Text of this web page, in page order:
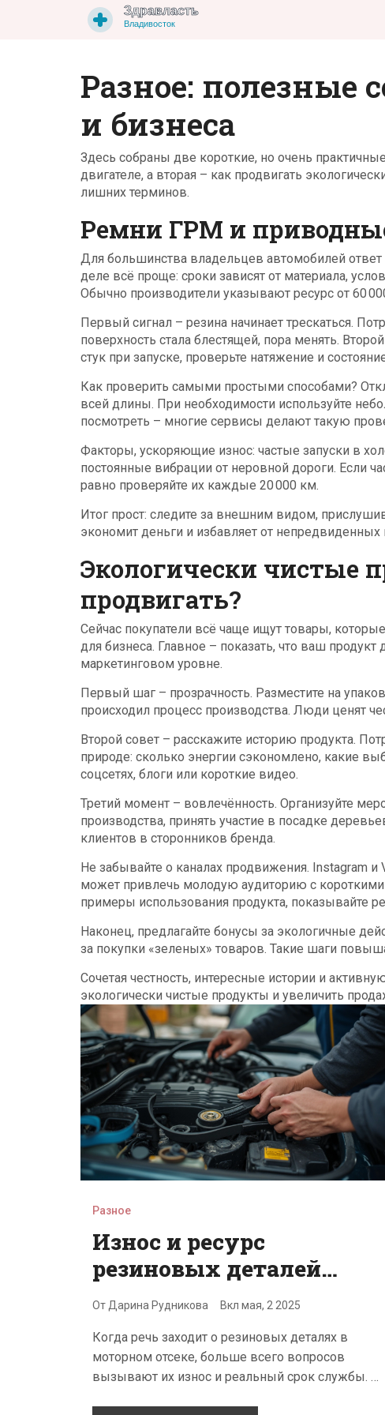
Разное: полезные
и бизнеса
Здесь собраны две короткие, но очень
двигателе, а вторая – как продвигать
лишних терминов.
Ремни ГРМ и
Для большинства владельцев автомобилей
деле всё проще: сроки зависят от материала,
Обычно производители указывают ресурс от 60
Первый сигнал – резина начинает трескаться.
поверхность стала блестящей, пора менять.
стук при запуске, проверьте натяжение и
Как проверить самыми простыми способами?
всей длины. При необходимости используйте
посмотреть – многие сервисы делают такую
Факторы, ускоряющие износ: частые запуски в
постоянные вибрации от неровной дороги. Если
равно проверяйте их каждые 20 000 км.
Итог прост: следите за внешним видом,
экономит деньги и избавляет от непредвиденных
Экологически чистые
продвигать?
Сейчас покупатели всё чаще ищут товары,
для бизнеса. Главное – показать, что ваш
маркетинговом уровне.
Первый шаг – прозрачность. Разместите на
происходил процесс производства. Люди ценят
Второй совет – расскажите историю продукта.
природе: сколько энергии сэкономлено, какие
соцсетях, блоги или короткие видео.
Третий момент – вовлечённость. Организуйте
производства, принять участие в посадке
клиентов в сторонников бренда.
Не забывайте о каналах продвижения. Instagram и
может привлечь молодую аудиторию с
примеры использования продукта, показывайте
Наконец, предлагайте бонусы за экологичные
за покупки «зеленых» товаров. Такие шаги
Сочетая честность, интересные истории и
экологически чистые продукты и увеличить
Разное
Износ и ресурс
резиновых деталей
двигателя: срок
и приводных ремней
От Дарина Рудникова Вкл мая, 2 2025
Когда речь заходит о резиновых деталях в
моторном отсеке, больше всего вопросов
вызывают их износ и реальный срок службы. В